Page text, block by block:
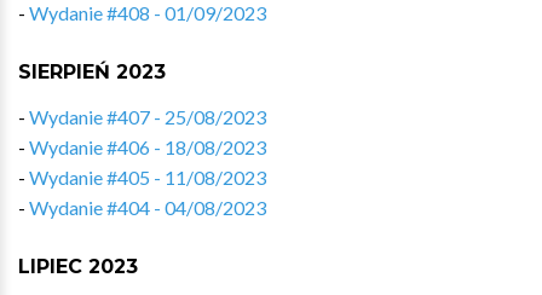
- Wydanie #408 - 01/09/2023
SIERPIEŃ 2023
- Wydanie #407 - 25/08/2023
- Wydanie #406 - 18/08/2023
- Wydanie #405 - 11/08/2023
- Wydanie #404 - 04/08/2023
LIPIEC 2023